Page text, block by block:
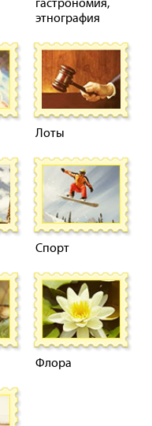
этнография
Лоты
Спорт
Флора